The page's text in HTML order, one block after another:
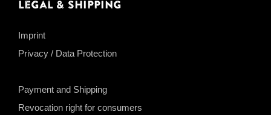
Legal & Shipping
Imprint
Privacy / Data Protection
Payment and Shipping
Revocation right for consumers